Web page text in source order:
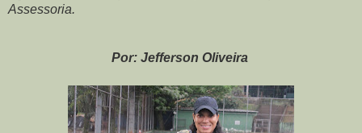
Assessoria.
Por: Jefferson Oliveira